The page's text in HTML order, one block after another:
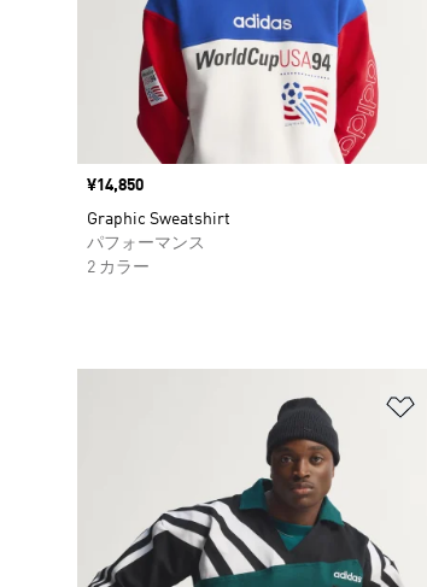
価格
¥14,850
Graphic Sweatshirt
パフォーマンス
2 カラー